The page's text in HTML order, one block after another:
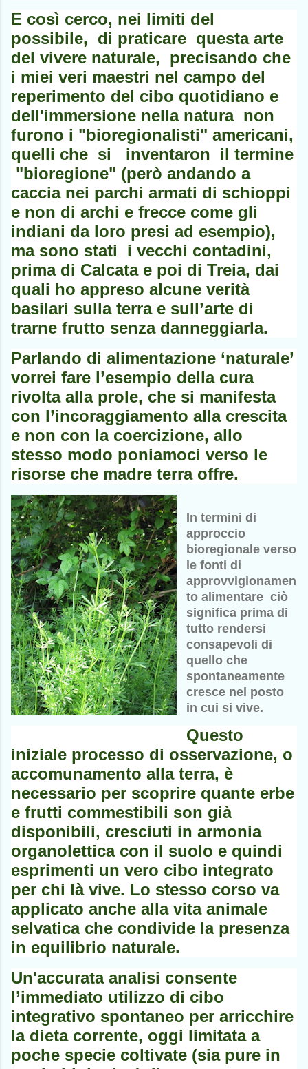
E così cerco, nei limiti del
possibile, di praticare questa arte
del vivere naturale, precisando che
i miei veri maestri nel campo del
reperimento del cibo quotidiano e
dell'immersione nella natura non
furono i "bioregionalisti" americani,
quelli che si inventaron il termine
"bioregione" (però andando a
caccia nei parchi armati di schioppi
e non di archi e frecce come gli
indiani da loro presi ad esempio),
ma sono stati i vecchi contadini,
prima di Calcata e poi di Treia, dai
quali ho appreso alcune verità
basilari sulla terra e sull’arte di
trarne frutto senza danneggiarla.
Parlando di alimentazione ‘naturale’
vorrei fare l’esempio della cura
rivolta alla prole, che si manifesta
con l’incoraggiamento alla crescita
e non con la coercizione, allo
stesso modo poniamoci verso le
risorse che madre terra offre.
In termini di
approccio
bioregionale verso
le fonti di
approvvigionamen
to alimentare ciò
significa prima di
tutto rendersi
consapevoli di
quello che
spontaneamente
cresce nel posto
in cui si vive.
Questo
iniziale processo di osservazione, o
accomunamento alla terra, è
necessario per scoprire quante erbe
e frutti commestibili son già
disponibili, cresciuti in armonia
organolettica con il suolo e quindi
esprimenti un vero cibo integrato
per chi là vive. Lo stesso corso va
applicato anche alla vita animale
selvatica che condivide la presenza
in equilibrio naturale.
Un'accurata analisi consente
l’immediato utilizzo di cibo
integrativo spontaneo per arricchire
la dieta corrente, oggi limitata a
poche specie coltivate (sia pure in